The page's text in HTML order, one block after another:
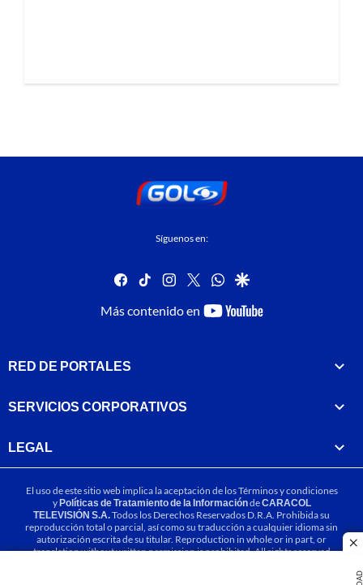
Síguenos en:
facebook
tiktok instagram
twitterwhatsapp
google
Más contenido en
youtube-
RED DE PORTALES
SERVICIOS CORPORATIVOS
LEGAL
El uso de este sitio web implica la aceptación de losTérminos y condiciones
yPolíticas de Tratamiento de la InformacióndeCARACOL
TELEVISIÓN S.A.Todos los Derechos Reservados D.R.A. Prohibida su
reproducción total o parcial, así como su traducción a cualquier idioma sin
autorización escrita de su titular. Reproduction in whole or in part, or
translation without written permission is prohibited. All rights reserved